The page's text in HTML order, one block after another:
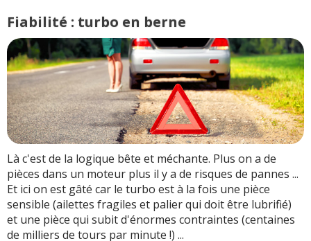
Fiabilité : turbo en berne
Là c'est de la logique bête et méchante. Plus on a de
pièces dans un moteur plus il y a de risques de pannes ...
Et ici on est gâté car le turbo est à la fois une pièce
sensible (ailettes fragiles et palier qui doit être lubrifié)
et une pièce qui subit d'énormes contraintes (centaines
de milliers de tours par minute !) ...